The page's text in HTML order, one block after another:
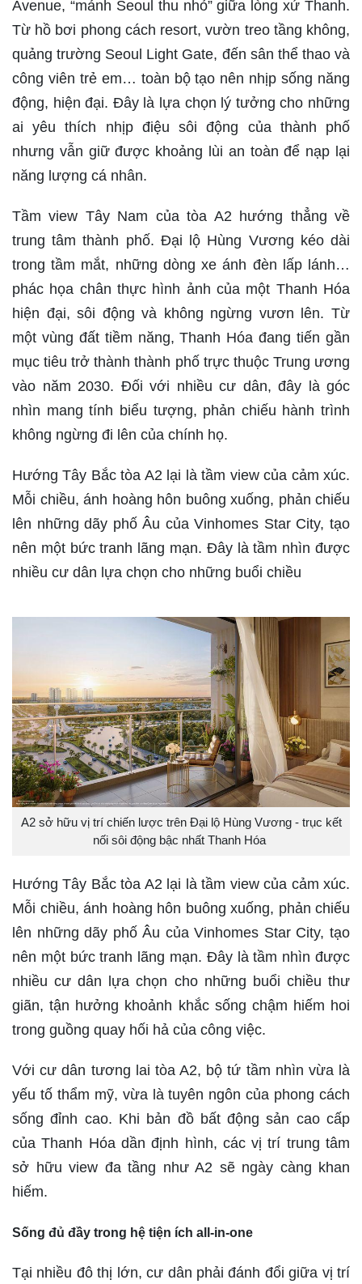
Avenue, “mảnh Seoul thu nhỏ” giữa lòng xứ Thanh.
Từ hồ bơi phong cách resort, vườn treo tầng không,
quảng trường Seoul Light Gate, đến sân thể thao và
công viên trẻ em… toàn bộ tạo nên nhịp sống năng
động, hiện đại. Đây là lựa chọn lý tưởng cho những
ai yêu thích nhịp điệu sôi động của thành phố
nhưng vẫn giữ được khoảng lùi an toàn để nạp lại
năng lượng cá nhân.
Tầm view Tây Nam của tòa A2 hướng thẳng về
trung tâm thành phố. Đại lộ Hùng Vương kéo dài
trong tầm mắt, những dòng xe ánh đèn lấp lánh…
phác họa chân thực hình ảnh của một Thanh Hóa
hiện đại, sôi động và không ngừng vươn lên. Từ
một vùng đất tiềm năng, Thanh Hóa đang tiến gần
mục tiêu trở thành thành phố trực thuộc Trung ương
vào năm 2030. Đối với nhiều cư dân, đây là góc
nhìn mang tính biểu tượng, phản chiếu hành trình
không ngừng đi lên của chính họ.
Hướng Tây Bắc tòa A2 lại là tầm view của cảm xúc.
Mỗi chiều, ánh hoàng hôn buông xuống, phản chiếu
lên những dãy phố Âu của Vinhomes Star City, tạo
nên một bức tranh lãng mạn. Đây là tầm nhìn được
nhiều cư dân lựa chọn cho những buổi chiều
A2 sở hữu vị trí chiến lược trên Đại lộ Hùng Vương - trục kết
nối sôi động bậc nhất Thanh Hóa
Hướng Tây Bắc tòa A2 lại là tầm view của cảm xúc.
Mỗi chiều, ánh hoàng hôn buông xuống, phản chiếu
lên những dãy phố Âu của Vinhomes Star City, tạo
nên một bức tranh lãng mạn. Đây là tầm nhìn được
nhiều cư dân lựa chọn cho những buổi chiều thư
giãn, tận hưởng khoảnh khắc sống chậm hiếm hoi
trong guồng quay hối hả của công việc.
Với cư dân tương lai tòa A2, bộ tứ tầm nhìn vừa là
yếu tố thẩm mỹ, vừa là tuyên ngôn của phong cách
sống đỉnh cao. Khi bản đồ bất động sản cao cấp
của Thanh Hóa dần định hình, các vị trí trung tâm
sở hữu view đa tầng như A2 sẽ ngày càng khan
hiếm.
Sống đủ đầy trong hệ tiện ích all-in-one
Tại nhiều đô thị lớn, cư dân phải đánh đổi giữa vị trí